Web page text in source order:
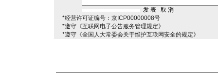
*经营许可证编号：京ICP00000008号
*遵守《互联网电子公告服务管理规定》
*遵守《全国人大常委会关于维护互联网安全的规定》